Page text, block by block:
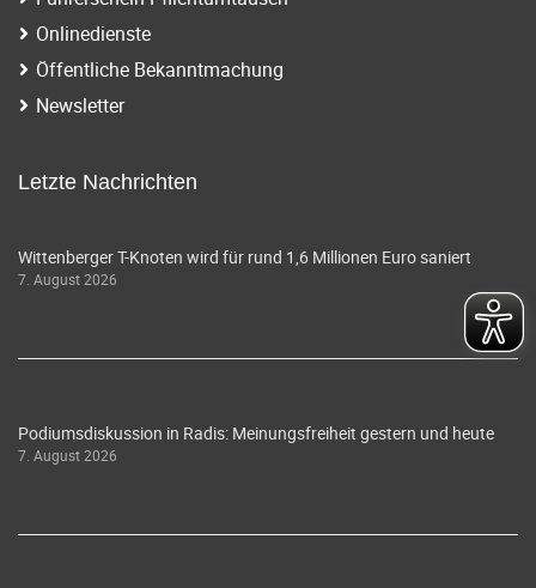
Onlinedienste
Öffentliche Bekanntmachung
Newsletter
Letzte Nachrichten
Wittenberger T-Knoten wird für rund 1,6 Millionen Euro saniert
7. August 2026
Podiumsdiskussion in Radis: Meinungsfreiheit gestern und heute
7. August 2026